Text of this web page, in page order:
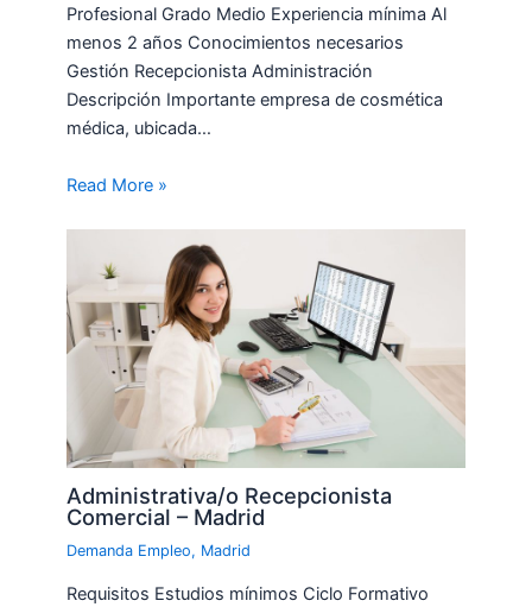
Profesional Grado Medio Experiencia mínima Al
menos 2 años Conocimientos necesarios
Gestión Recepcionista Administración
Descripción Importante empresa de cosmética
médica, ubicada…
Read More »
Administrativa/o Recepcionista
Comercial – Madrid
Demanda Empleo, Madrid
Requisitos Estudios mínimos Ciclo Formativo